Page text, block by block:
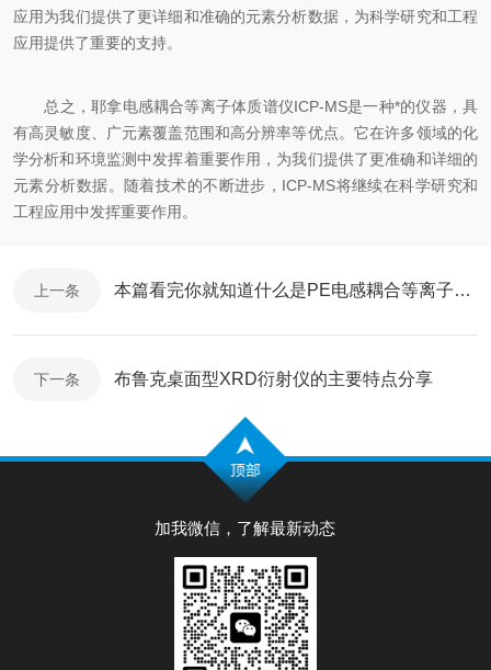
应用为我们提供了更详细和准确的元素分析数据，为科学研究和工程
应用提供了重要的支持。
总之，耶拿电感耦合等离子体质谱仪ICP-MS是一种*的仪器，具
有高灵敏度、广元素覆盖范围和高分辨率等优点。它在许多领域的化
学分析和环境监测中发挥着重要作用，为我们提供了更准确和详细的
元素分析数据。随着技术的不断进步，ICP-MS将继续在科学研究和
工程应用中发挥重要作用。
上一条 本篇看完你就知道什么是PE电感耦合等离子体发射光谱仪了
下一条 布鲁克桌面型XRD衍射仪的主要特点分享
加我微信，了解最新动态